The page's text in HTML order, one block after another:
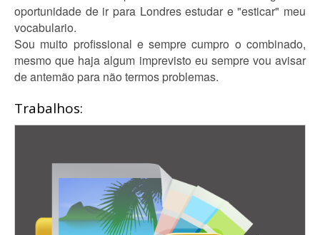
oportunidade de ir para Londres estudar e "esticar" meu
vocabulario.
Sou muito profissional e sempre cumpro o combinado,
mesmo que haja algum imprevisto eu sempre vou avisar
de antemão para não termos problemas.
Trabalhos: